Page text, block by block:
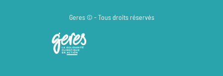
Geres © - Tous droits réservés